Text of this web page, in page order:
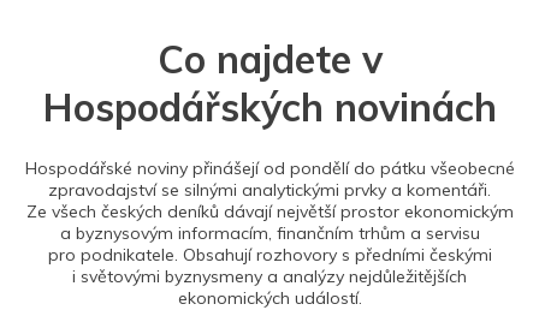
Co najdete v
Hospodářských novinách
Hospodářské noviny přinášejí od pondělí do pátku všeobecné
zpravodajství se silnými analytickými prvky a komentáři.
Ze všech českých deníků dávají největší prostor ekonomickým
a byznysovým informacím, finančním trhům a servisu
pro podnikatele. Obsahují rozhovory s předními českými
i světovými byznysmeny a analýzy nejdůležitějších
ekonomických událostí.